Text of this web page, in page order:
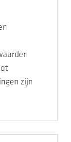
zijn